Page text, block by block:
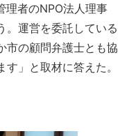
者のNPO法人理事
。運営を委託している
市の顧問弁護士とも協
」と取材に答えた。